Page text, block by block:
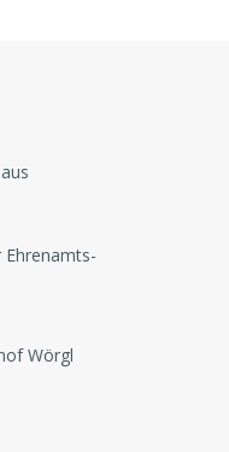
Ehrenamts-
Wörgl